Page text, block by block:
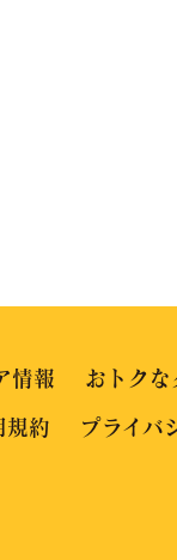
情報
おトク
規約
プライバ